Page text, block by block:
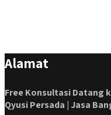
Alamat
Free Konsultasi Datang
Qyusi Persada | Jasa